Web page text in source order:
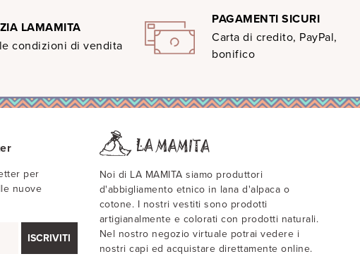
LAMAMITA
condizioni di vendita
PAGAMENTI SICURI
Carta di credito, PayPal,
bonifico
per
nuove
ISCRIVITI
Noi di LA MAMITA siamo produttori
d'abbigliamento etnico in lana d'alpaca o
cotone. I nostri vestiti sono prodotti
artigianalmente e colorati con prodotti naturali.
Nel nostro negozio virtuale potrai vedere i
nostri capi ed acquistare direttamente online.